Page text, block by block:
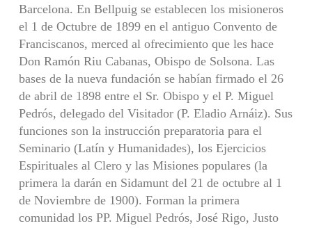
Barcelona. En Bellpuig se establecen los misioneros
el 1 de Octubre de 1899 en el antiguo Convento de
Franciscanos, merced al ofrecimiento que les hace
Don Ramón Riu Cabanas, Obispo de Solsona. Las
bases de la nueva fundación se habían firmado el 26
de abril de 1898 entre el Sr. Obispo y el P. Miguel
Pedrós, delegado del Visitador (P. Eladio Arnáiz). Sus
funciones son la instrucción preparatoria para el
Seminario (Latín y Humanidades), los Ejercicios
Espirituales al Clero y las Misiones populares (la
primera la darán en Sidamunt del 21 de octubre al 1
de Noviembre de 1900). Forman la primera
comunidad los PP. Miguel Pedrós, José Rigo, Justo